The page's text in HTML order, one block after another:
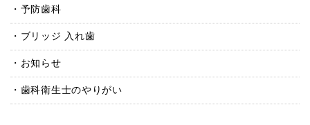
予防歯科
ブリッジ 入れ歯
お知らせ
歯科衛生士のやりがい